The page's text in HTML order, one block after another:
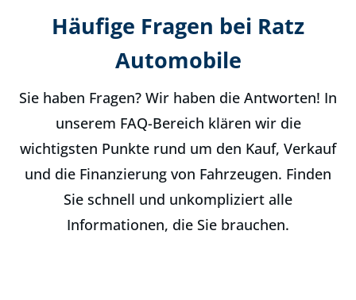
Häufige Fragen bei Ratz
Automobile
Sie haben Fragen? Wir haben die Antworten! In
unserem FAQ-Bereich klären wir die
wichtigsten Punkte rund um den Kauf, Verkauf
und die Finanzierung von Fahrzeugen. Finden
Sie schnell und unkompliziert alle
Informationen, die Sie brauchen.